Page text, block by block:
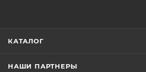
КАТАЛОГ
НАШИ ПАРТНЕРЫ